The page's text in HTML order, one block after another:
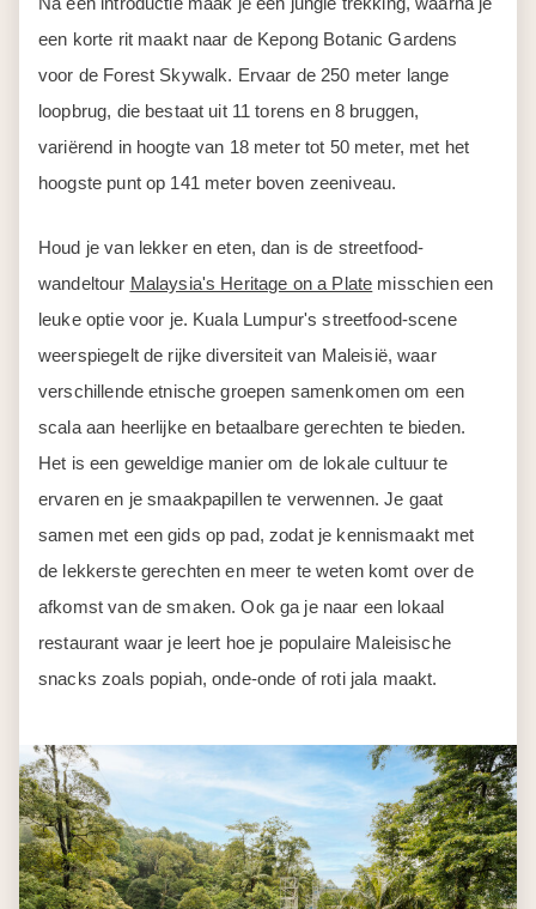
een korte rit maakt naar de Kepong Botanic Gardens
voor de Forest Skywalk. Ervaar de 250 meter lange
loopbrug, die bestaat uit 11 torens en 8 bruggen,
variërend in hoogte van 18 meter tot 50 meter, met het
hoogste punt op 141 meter boven zeeniveau.
Houd je van lekker en eten, dan is de streetfood-
wandeltour Malaysia's Heritage on a Plate misschien een
leuke optie voor je. Kuala Lumpur's streetfood-scene
weerspiegelt de rijke diversiteit van Maleisië, waar
verschillende etnische groepen samenkomen om een
scala aan heerlijke en betaalbare gerechten te bieden.
Het is een geweldige manier om de lokale cultuur te
ervaren en je smaakpapillen te verwennen. Je gaat
samen met een gids op pad, zodat je kennismaakt met
de lekkerste gerechten en meer te weten komt over de
afkomst van de smaken. Ook ga je naar een lokaal
restaurant waar je leert hoe je populaire Maleisische
snacks zoals popiah, onde-onde of roti jala maakt.